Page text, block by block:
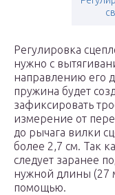
Регулировка
нужно с
направлению его
пружина будет
зафиксировать
измерение от
до рычага вилки
более 2,7 см. Так
следует заранее
нужной длины (27
помощью.